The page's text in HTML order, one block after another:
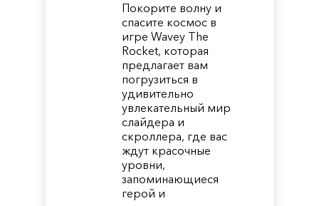
Покорите волну и
спасите космос в
игре Wavey The
Rocket, которая
предлагает вам
погрузиться в
удивительно
увлекательный мир
слайдера и
скроллера, где вас
ждут красочные
уровни,
запоминающиеся
герой и